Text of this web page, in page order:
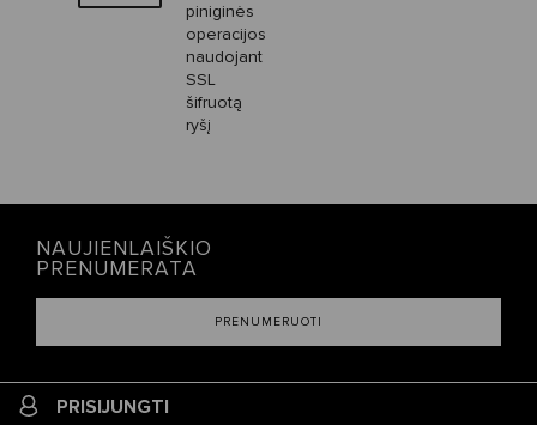
piniginės
operacijos
naudojant
SSL
šifruotą
ryšį
NAUJIENLAIŠKIO
PRENUMERATA
PRENUMERUOTI
PRISIJUNGTI